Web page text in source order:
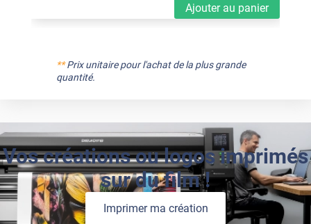
Ajouter au panier
**Prix unitaire pour l'achat de la plus grande
quantité.
Vos créations ou logos imprimés
sur du film !
Imprimer ma création